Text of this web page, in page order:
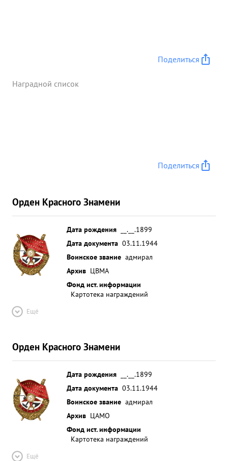
Поделиться
Наградной список
Поделиться
Орден Красного Знамени
Дата рождения
__.__.1899
Дата документа 03.11.1944
Воинское звание адмирал
Архив ЦВМА
Фонд ист. информации
Картотека награждений
Ещё
Орден Красного Знамени
Дата рождения
__.__.1899
Дата документа 03.11.1944
Воинское звание адмирал
Архив ЦАМО
Фонд ист. информации
Картотека награждений
Ещё